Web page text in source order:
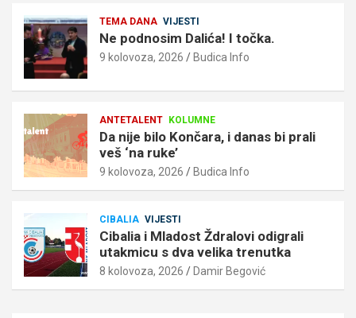
TEMA DANA VIJESTI
Ne podnosim Dalića! I točka.
9 kolovoza, 2026 Budica Info
ANTETALENT KOLUMNE
Da nije bilo Končara, i danas bi prali
veš ‘na ruke’
9 kolovoza, 2026 Budica Info
CIBALIA VIJESTI
Cibalia i Mladost Ždralovi odigrali
utakmicu s dva velika trenutka
8 kolovoza, 2026 Damir Begović